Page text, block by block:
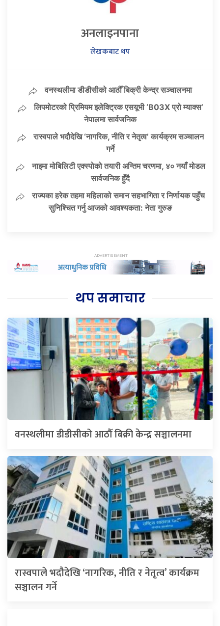
अनलाइनपाना
लेखकबाट थप
वनस्थलीमा डीडीसीको आठौँ बिक्री केन्द्र सञ्चालनमा
लिपमोटरको प्रिमियम इलेक्ट्रिक एसयूभी ‘B03X प्रो म्याक्स’
नेपालमा सार्वजनिक
रास्वपाले भदौदेखि ‘नागरिक, नीति र नेतृत्व’ कार्यक्रम सञ्चालन
गर्ने
नाइमा मोबिलिटी एक्स्पोको तयारी अन्तिम चरणमा, ४० नयाँ मोडल
सार्वजनिक हुँदै
राज्यका हरेक तहमा महिलाको समान सहभागिता र निर्णायक पहुँच
सुनिश्चित गर्नु आजको आवश्यकता: नेता गुरुङ
थप समाचार
वनस्थलीमा डीडीसीको आठौँ बिक्री केन्द्र सञ्चालनमा
रास्वपाले भदौदेखि ‘नागरिक, नीति र नेतृत्व’ कार्यक्रम
सञ्चालन गर्ने